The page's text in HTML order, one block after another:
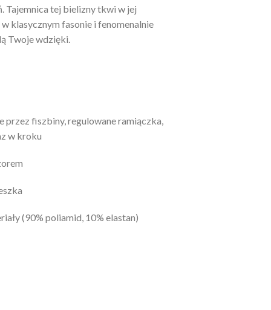
Tajemnica tej bielizny tkwi w jej
klasycznym fasonie i fenomenalnie
Twoje wdzięki.
przez fiszbiny, regulowane ramiączka,
w kroku
(90% poliamid, 10% elastan)